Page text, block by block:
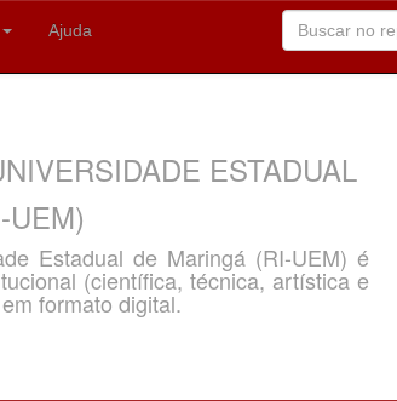
Ajuda
ESTADUAL
UEM)
Estadual de Maringá (RI-UEM) é
(científica, técnica, artística e
formato digital.